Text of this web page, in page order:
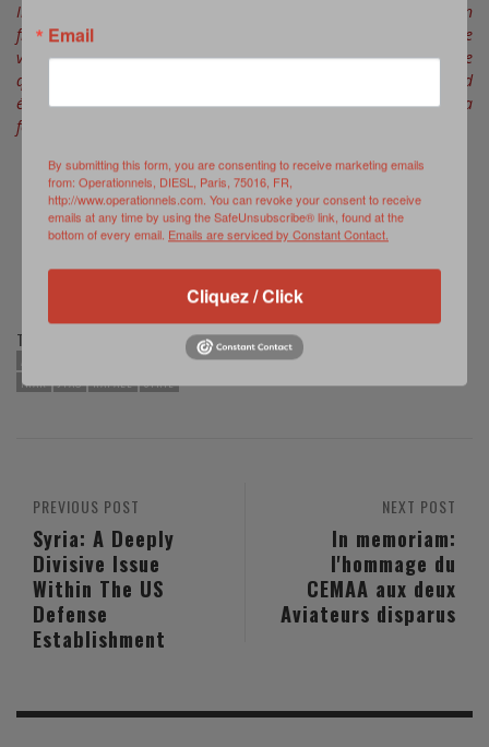
Irak et en Syrie dans la lutte contre le groupe terroriste Daech, en
frappant l’organisation terroriste avec ses moyens aériens. Le
volet « appui » pour la BAP est actuellement structuré autour de
quatre avions de chasse (Rafale B) de l’Armée de l’air. Il comprend
également des militaires projetés à Bagdad et Erbil pour la
formation et le conseil des militaires irakiens.
TAGS:
ARMÉE DE L'AIR CHAMMAL DAECH FDS
IRAK
JTAC RAFALE SYRIE
NEXT POST
In memoriam:
l'hommage du
CEMAA aux deux
Aviateurs disparus
PREVIOUS POST
Syria: A Deeply
Divisive Issue
Within The US
Defense
Establishment
Email
By submitting this form, you are consenting to receive marketing emails
from: Operationnels, DIESL, Paris, 75016, FR,
http://www.operationnels.com. You can revoke your consent to receive
emails at any time by using the SafeUnsubscribe® link, found at the
bottom of every email. Emails are serviced by Constant Contact.
Cliquez / Click